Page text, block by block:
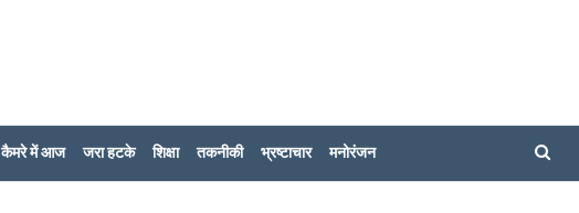
कैमरे में आज जरा हटके शिक्षा तकनीकी भ्रष्टाचार मनोरंजन